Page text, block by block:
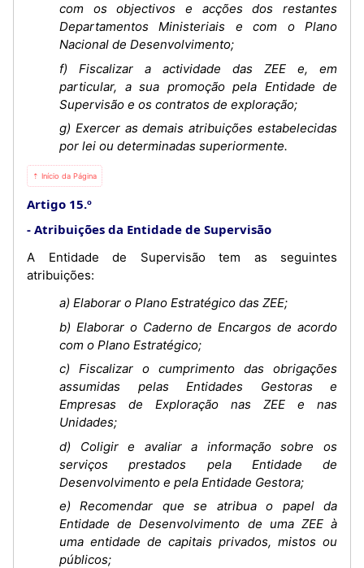
com os objectivos e acções dos restantes
Departamentos Ministeriais e com o Plano
Nacional de Desenvolvimento;
f) Fiscalizar a actividade das ZEE e, em
particular, a sua promoção pela Entidade de
Supervisão e os contratos de exploração;
g) Exercer as demais atribuições estabelecidas
por lei ou determinadas superiormente.
⇡ Início da Página
Artigo 15.º
Atribuições da Entidade de Supervisão
A Entidade de Supervisão tem as seguintes
atribuições:
a) Elaborar o Plano Estratégico das ZEE;
b) Elaborar o Caderno de Encargos de acordo
com o Plano Estratégico;
c) Fiscalizar o cumprimento das obrigações
assumidas pelas Entidades Gestoras e
Empresas de Exploração nas ZEE e nas
Unidades;
d) Coligir e avaliar a informação sobre os
serviços prestados pela Entidade de
Desenvolvimento e pela Entidade Gestora;
e) Recomendar que se atribua o papel da
Entidade de Desenvolvimento de uma ZEE à
uma entidade de capitais privados, mistos ou
públicos;